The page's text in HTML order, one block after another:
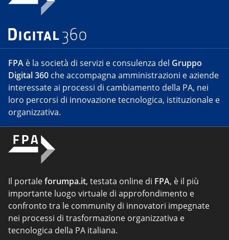
FPA è la società di servizi e consulenza del Gruppo
Digital 360 che accompagna amministrazioni e aziende
interessate ai processi di cambiamento della PA, nei
loro percorsi di innovazione tecnologica, istituzionale e
organizzativa.
Il portaleforumpa.it, testata online di FPA, è il più
importante luogo virtuale di approfondimento e
confronto tra le community di innovatori impegnate
nei processi di trasformazione organizzativa e
tecnologica della PA italiana.